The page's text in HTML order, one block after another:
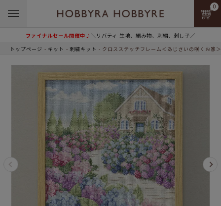
ファイナルセール開催中♪＼リバティ 生地、編み物、刺繍、刺し子／
0
トップページ キット 刺繍キット クロスステッチフレーム＜あじさいの咲くお家＞